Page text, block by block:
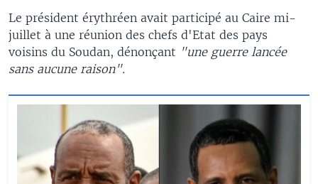
Le président érythréen avait participé au Caire mi-
juillet à une réunion des chefs d'Etat des pays
voisins du Soudan, dénonçant "une guerre lancée
sans aucune raison".